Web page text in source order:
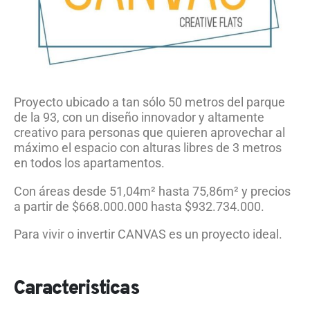
Proyecto ubicado a tan sólo 50 metros del parque
de la 93, con un diseño innovador y altamente
creativo para personas que quieren aprovechar al
máximo el espacio con alturas libres de 3 metros
en todos los apartamentos.
Con áreas desde 51,04m² hasta 75,86m² y precios
a partir de $668.000.000 hasta $932.734.000.
Para vivir o invertir CANVAS es un proyecto ideal.
Caracteristicas